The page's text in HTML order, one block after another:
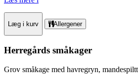
Læg i kurv Allergener
Herregårds småkager
Grov småkage med havregryn,